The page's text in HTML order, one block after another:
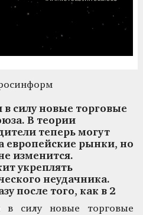
силу новые торговые
В теории
теперь могут
европейские рынки, но
изменится.
укреплять
неудачника.
после того, как в 2
в силу новые торговые